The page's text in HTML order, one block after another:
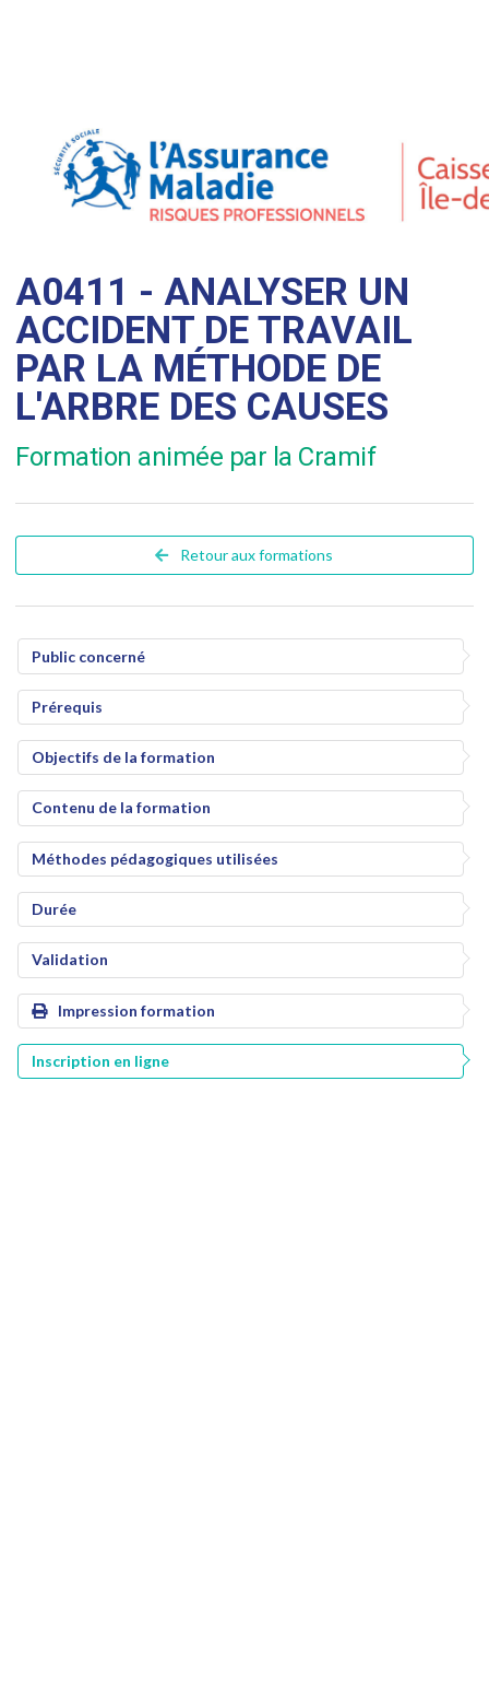
A0411 - ANALYSER UN
ACCIDENT DE TRAVAIL
PAR LA MÉTHODE DE
L'ARBRE DES CAUSES
Formation animée par la Cramif
Retour aux formations
Public concerné
Prérequis
Objectifs de la formation
Contenu de la formation
Méthodes pédagogiques utilisées
Durée
Validation
Impression formation
Inscription en ligne